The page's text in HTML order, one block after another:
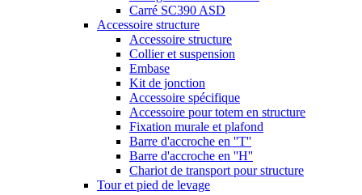
Carré SC390 ASD
Accessoire structure
Accessoire structure
Collier et suspension
Embase
Kit de jonction
Accessoire spécifique
Accessoire pour totem en structure
Fixation murale et plafond
Barre d'accroche en ''T''
Barre d'accroche en ''H''
Chariot de transport pour structure
Tour et pied de levage